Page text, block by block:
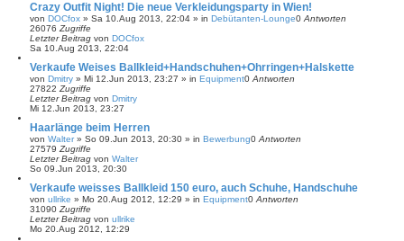
Crazy Outfit Night! Die neue Verkleidungsparty in Wien!
von DOCfox » Sa 10.Aug 2013, 22:04 » in Debütanten-Lounge0 Antworten
26076 Zugriffe
Letzter Beitrag von DOCfox
Sa 10.Aug 2013, 22:04
Verkaufe Weises Ballkleid+Handschuhen+Ohrringen+Halskette
von Dmitry » Mi 12.Jun 2013, 23:27 » in Equipment0 Antworten
27822 Zugriffe
Letzter Beitrag von Dmitry
Mi 12.Jun 2013, 23:27
Haarlänge beim Herren
von Walter» So 09.Jun 2013, 20:30 » in Bewerbung0 Antworten
27579 Zugriffe
Letzter Beitrag von Walter
So 09.Jun 2013, 20:30
Verkaufe weisses Ballkleid 150 euro, auch Schuhe, Handschuhe
von ullrike » Mo 20.Aug 2012, 12:29 » in Equipment0 Antworten
31090 Zugriffe
Letzter Beitrag von ullrike
Mo 20.Aug 2012, 12:29